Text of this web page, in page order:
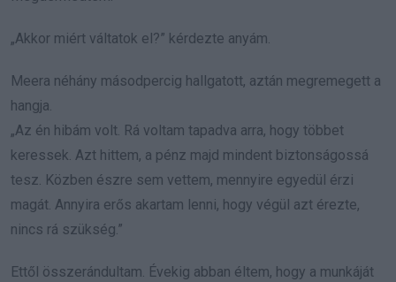
„Akkor miért váltatok el?” kérdezte anyám.
Meera néhány másodpercig hallgatott, aztán megremegett a
hangja.
„Az én hibám volt. Rá voltam tapadva arra, hogy többet
keressek. Azt hittem, a pénz majd mindent biztonságossá
tesz. Közben észre sem vettem, mennyire egyedül érzi
magát. Annyira erős akartam lenni, hogy végül azt érezte,
nincs rá szükség.”
Ettől összerándultam. Évekig abban éltem, hogy a munkáját